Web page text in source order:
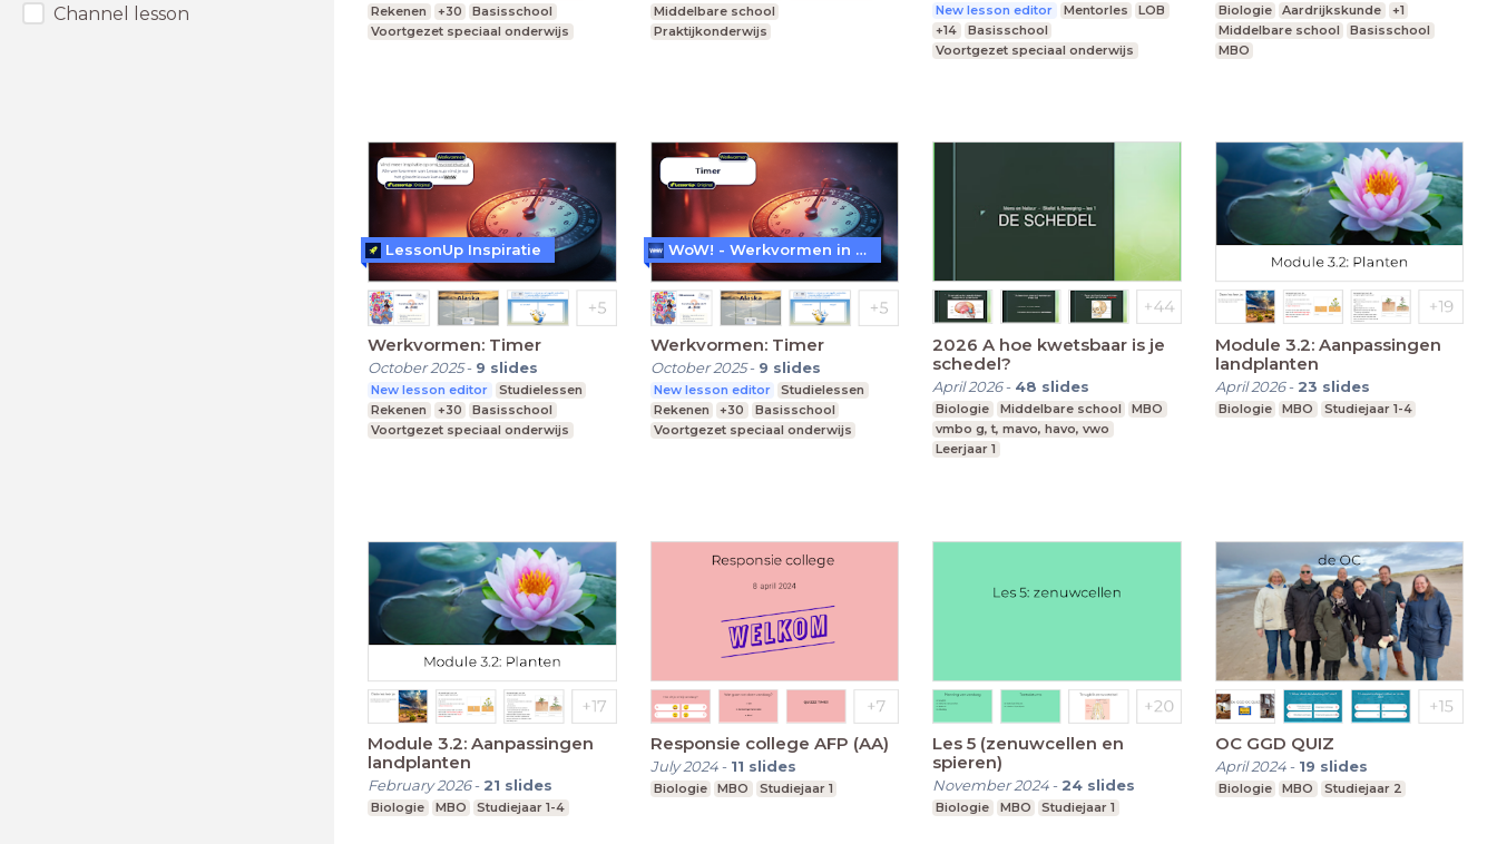
Channel lesson
Rekenen
+30
Basisschool
Voortgezet speciaal onderwijs
Middelbare school
Praktijkonderwijs
New lesson editor Mentorles
LOB
+14
Basisschool
Voortgezet speciaal onderwijs
Biologie Aardrijkskunde
+1
Middelbare school
Basisschool
MBO
Werkvormen: Timer
October 2025- 9 slides
New lesson editor
Studielessen
Rekenen
+30
Basisschool
Voortgezet speciaal onderwijs
LessonUp Inspiratie
Werkvormen: Timer
October 2025- 9 slides
New lesson editor
Studielessen
Rekenen
+30
Basisschool
Voortgezet speciaal onderwijs
WoW! - Werkvormen in LessonUp
2026 A hoe kwetsbaar is je
schedel?
April 2026- 48 slides
Biologie Middelbare school
MBO
vmbo g, t, mavo, havo, vwo
Leerjaar 1
Module 3.2: Aanpassingen
landplanten
April 2026- 23 slides
Biologie MBO Studiejaar 1-4
Module 3.2: Aanpassingen
landplanten
February 2026- 21 slides
Biologie MBO Studiejaar 1-4
Responsie college AFP (AA)
July 2024- 11 slides
Biologie MBO Studiejaar 1
Les 5 (zenuwcellen en
spieren)
November 2024- 24 slides
Biologie MBO Studiejaar 1
OC GGD QUIZ
April 2024- 19 slides
Biologie MBO Studiejaar 2